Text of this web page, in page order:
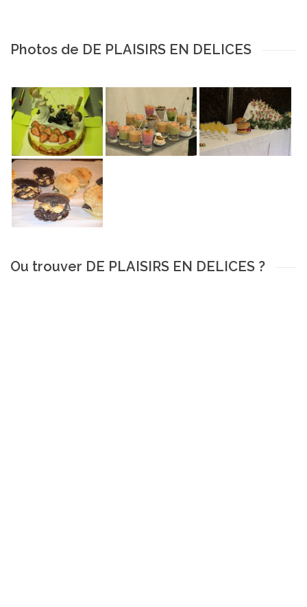
Photos de DE PLAISIRS EN DELICES
Ou trouver DE PLAISIRS EN DELICES ?